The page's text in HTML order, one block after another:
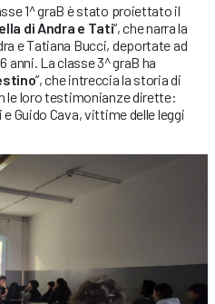
1^ graB è stato proiettato il
di Andra e Tati“, che narra la
e Tatiana Bucci, deportate ad
anni. La classe 3^ graB ha
”, che intreccia la storia di
le loro testimonianze dirette:
Guido Cava, vittime delle leggi